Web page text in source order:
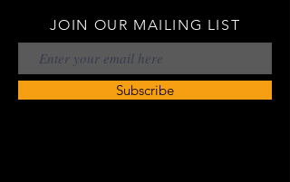
JOIN OUR MAILING LIST
Subscribe